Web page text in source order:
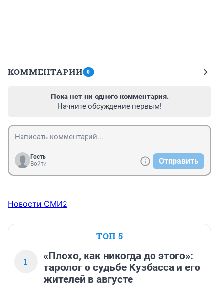
КОММЕНТАРИИ 0
Пока нет ни одного комментария.
Начните обсуждение первым!
Гость
Войти
Отправить
Новости СМИ2
ТОП 5
1
«Плохо, как никогда до этого»:
таролог о судьбе Кузбасса и его
жителей в августе